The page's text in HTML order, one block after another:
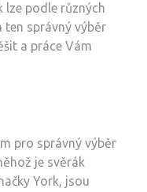
lze podle různých
ten správný výběr
a práce Vám
pro správný výběr
je svěrák
York, jsou